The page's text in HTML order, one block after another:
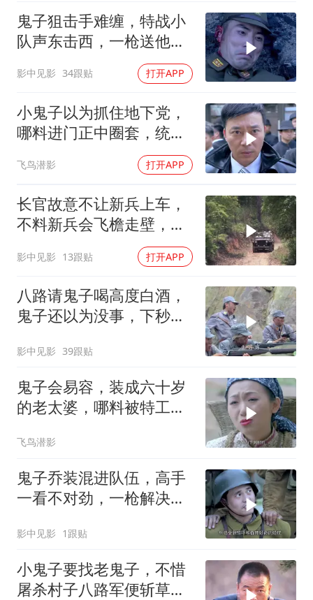
“准2万亿”之城点名支持三所大学
习近平心系体育强国建设
鬼子狙击手难缠，特战小
队声东击西，一枪送他上
影中见影 34跟贴 打开APP
小鬼子以为抓住地下党，
哪料进门正中圈套，统统
飞鸟潜影 打开APP
长官故意不让新兵上车，
不料新兵会飞檐走壁，场
影中见影 13跟贴 打开APP
八路请鬼子喝高度白酒，
鬼子还以为没事，下秒可
影中见影 39跟贴
鬼子会易容，装成六十岁
的老太婆，哪料被特工一
飞鸟潜影
鬼子乔装混进队伍，高手
一看不对劲，一枪解决鬼
影中见影 1跟贴
小鬼子要找老鬼子，不惜
屠杀村子八路军便斩草除